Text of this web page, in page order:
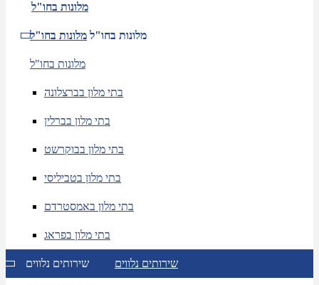
מלונות בחו"ל
מלונות בחו"ל מלונות בחו"ל
מלונות בחו"ל
בתי מלון בברצלונה
בתי מלון בברלין
בתי מלון בבוקרשט
בתי מלון בטביליסי
בתי מלון באמסטרדם
בתי מלון בפראג
שירותים נלווים שירותים נלווים